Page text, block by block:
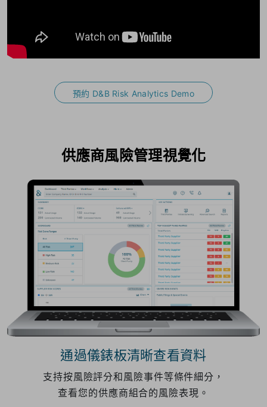
預約 D&B Risk Analytics Demo
供應商風險管理視覺化
通過儀錶板清晰查看資料
支持按風險評分和風險事件等條件細分，
查看您的供應商組合的風險表現。